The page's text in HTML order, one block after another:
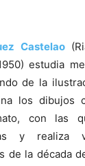
Castelao
estudia
de la
los dibujos
con las
y realiza
de la década